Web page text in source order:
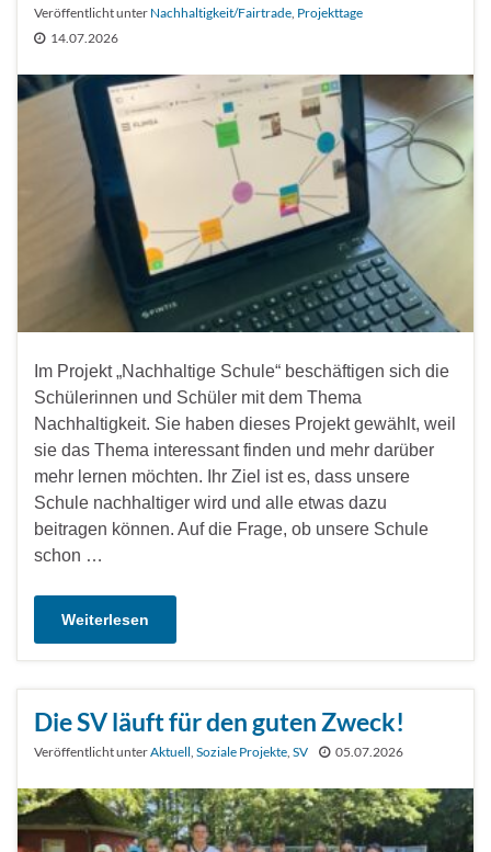
Veröffentlicht unter Nachhaltigkeit/Fairtrade, Projekttage
14.07.2026
Im Projekt „Nachhaltige Schule“ beschäftigen sich die
Schülerinnen und Schüler mit dem Thema
Nachhaltigkeit. Sie haben dieses Projekt gewählt, weil
sie das Thema interessant finden und mehr darüber
mehr lernen möchten. Ihr Ziel ist es, dass unsere
Schule nachhaltiger wird und alle etwas dazu
beitragen können. Auf die Frage, ob unsere Schule
schon …
Weiterlesen
Die SV läuft für den guten Zweck!
Veröffentlicht unterAktuell Soziale Projekte SV 05.07.2026